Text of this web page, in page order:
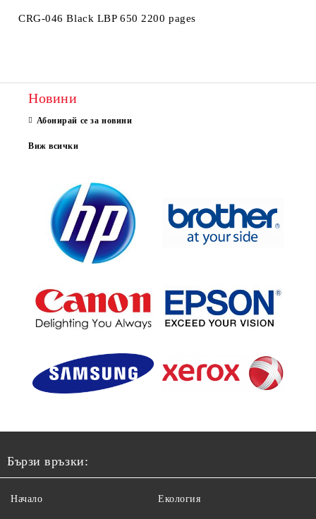
CRG-046 Black LBP 650 2200 pages
Новини
Абонирай се за новини
Виж всички
Бързи връзки:
Начало Екология